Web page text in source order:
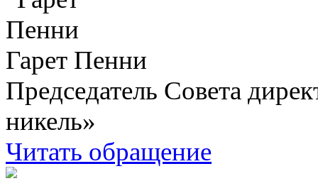
Гарет Пенни
Председатель Совета
никель»
Читать обращение